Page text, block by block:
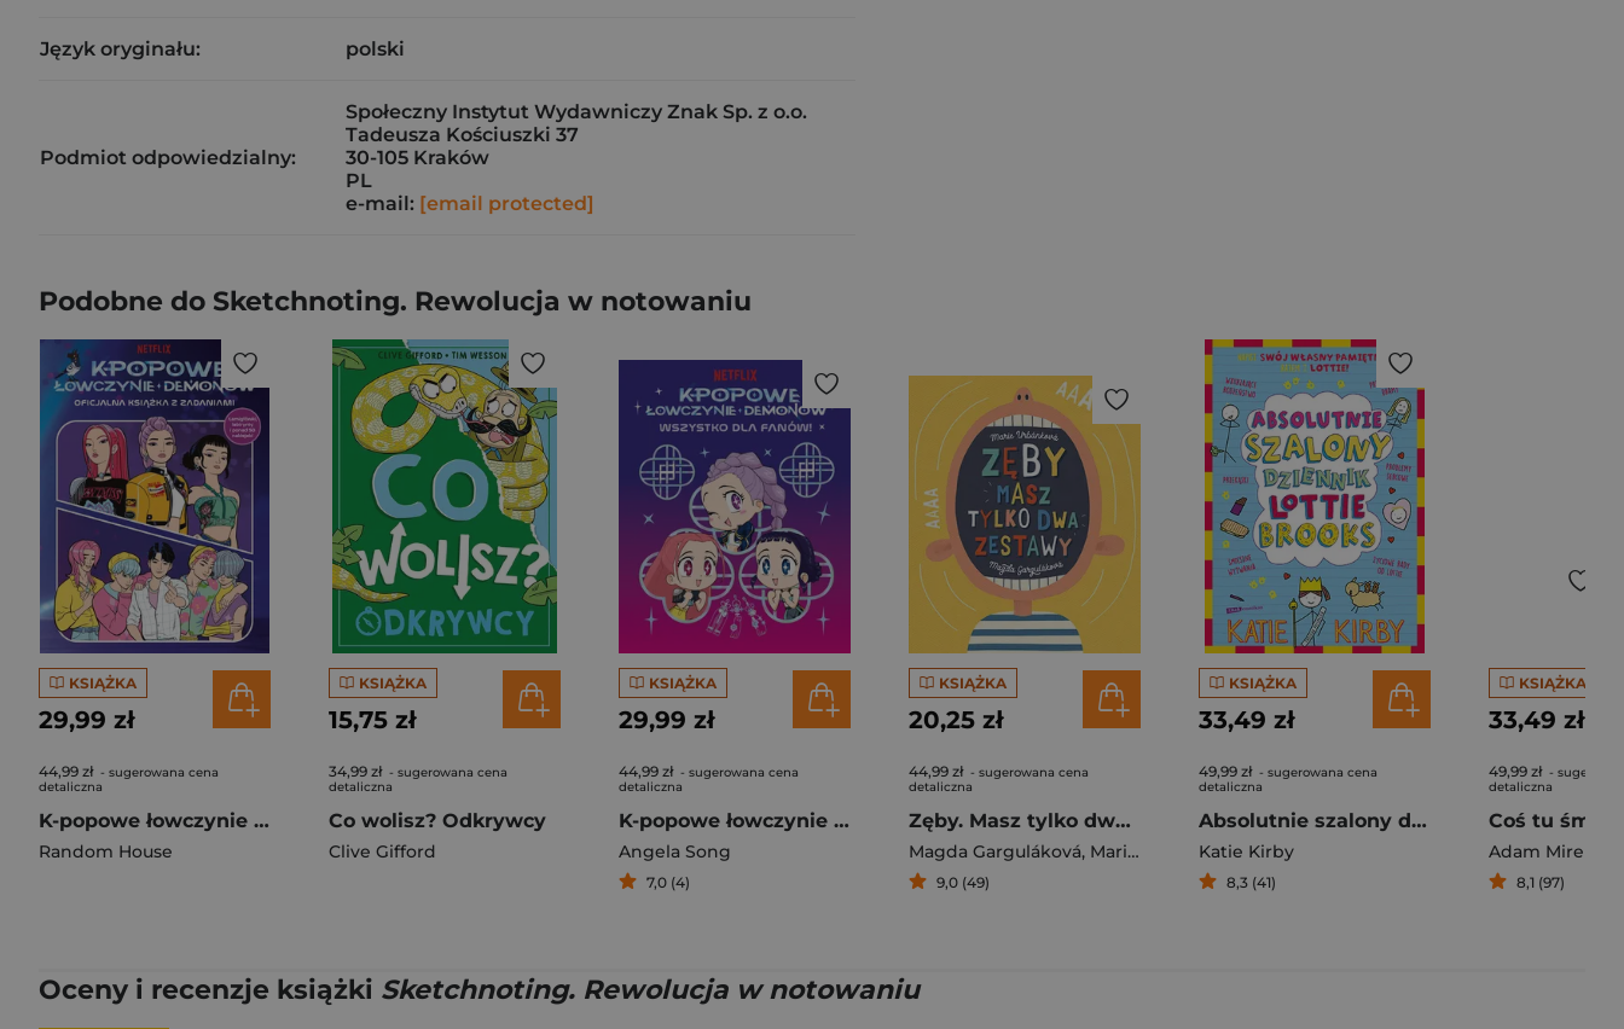
Język oryginału: polski
Podmiot odpowiedzialny:
Społeczny Instytut Wydawniczy Znak Sp. z o.o.
Tadeusza Kościuszki 37
30-105 Kraków
PL
e-mail: [email protected]
Podobne do Sketchnoting. Rewolucja w notowaniu
KSIĄŻKA
29,99 zł
44,99 zł - sugerowana cena
detaliczna
K-popowe łowczynie demonów. Oficjalna książka z zadaniami
Random House
KSIĄŻKA
15,75 zł
34,99 zł - sugerowana cena
detaliczna
Co wolisz? Odkrywcy
Clive Gifford
KSIĄŻKA
29,99 zł
44,99 zł - sugerowana cena
detaliczna
K-popowe łowczynie demonów. Wszystko dla fanów! Oficjalna książka
Angela Song
7,0 (4)
KSIĄŻKA
20,25 zł
44,99 zł - sugerowana cena
detaliczna
Zęby. Masz tylko dwa zestawy
Magda Garguláková, Marie Urbánková
9,0 (49)
KSIĄŻKA
33,49 zł
49,99 zł - sugerowana cena
detaliczna
Absolutnie szalony dziennik Lottie Brooks
Katie Kirby
8,3 (41)
KSIĄŻKA
33,49 zł
49,99 zł -
detaliczna
Adam Mirek
8,1 (97)
Oceny i recenzje książki Sketchnoting. Rewolucja w notowaniu